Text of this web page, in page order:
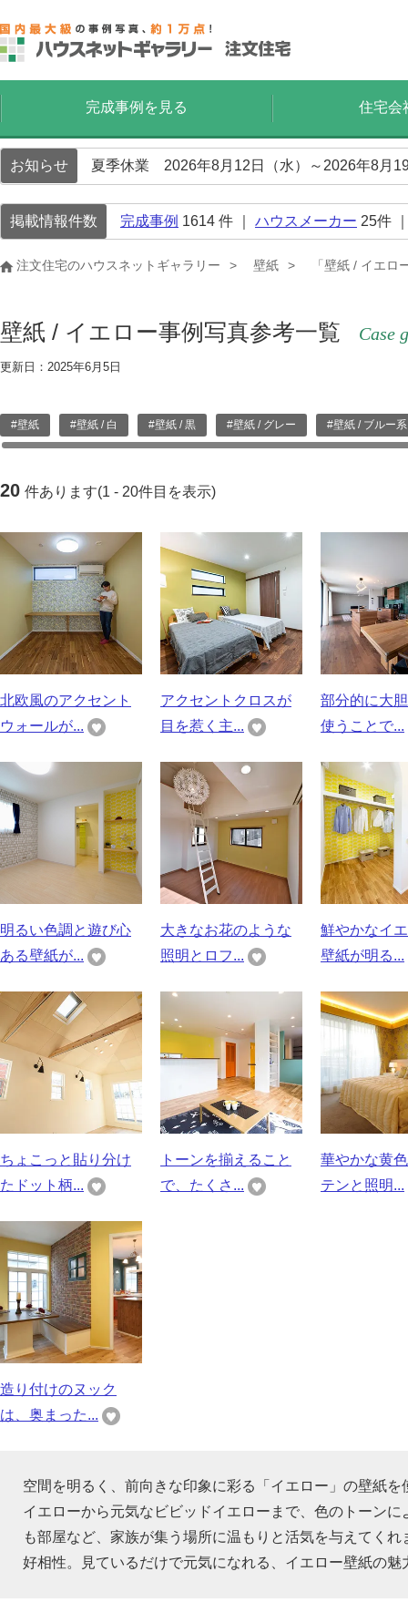
完成事例を見る 住宅会
お知らせ 夏季休業 2026年8月12日（水）～2026年8月
掲載情報件数 完成事例 1614 件 ｜ ハウスメーカー 25件
注文住宅のハウスネットギャラリー 壁紙 「壁紙 / イエロ
壁紙 / イエロー事例写真参考一覧 Case
更新日：2025年6月5日
#壁紙 #壁紙 / 白 #壁紙 / 黒 #壁紙 / グレー #壁紙 / ブルー系
20 件あります(1 - 20件目を表示)
北欧風のアクセント
ウォールが...
アクセントクロスが
目を惹く主...
部分的に大
使うことで...
明るい色調と遊び心
ある壁紙が...
大きなお花のような
照明とロフ...
鮮やかなイ
壁紙が明る...
ちょこっと貼り分け
たドット柄...
トーンを揃えること
で、たくさ...
華やかな黄
テンと照明...
造り付けのヌック
は、奥まった...
空間を明るく、前向きな印象に彩る「イエロー」の壁紙
イエローから元気なビビッドイエローまで、色のトーン
も部屋など、家族が集う場所に温もりと活気を与えてく
好相性。見ているだけで元気になれる、イエロー壁紙の